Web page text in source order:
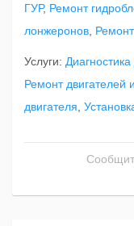
ГУР, Ремонт
лонжеронов
Услуги: Диагностика
Ремонт двигателей
двигателя